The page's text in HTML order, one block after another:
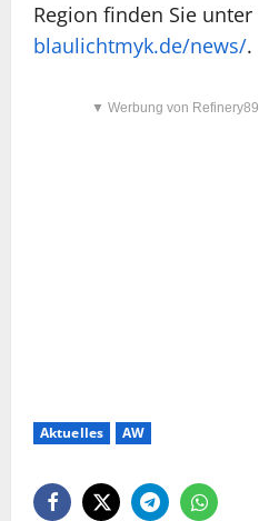
Region finden Sie unter
blaulichtmyk.de/news/.
▼ Werbung von Refinery89
Aktuelles AW